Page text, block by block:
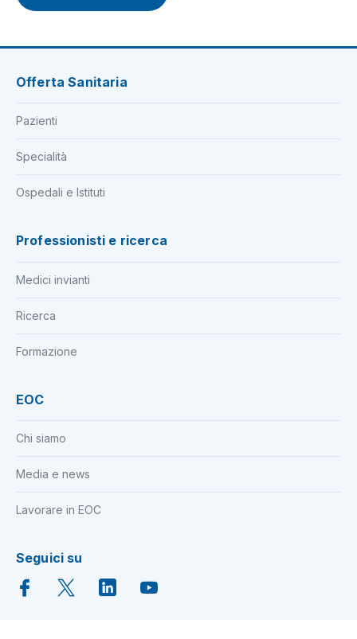
Offerta Sanitaria
Pazienti
Specialità
Ospedali e Istituti
Professionisti e ricerca
Medici invianti
Ricerca
Formazione
EOC
Chi siamo
Media e news
Lavorare in EOC
Seguici su